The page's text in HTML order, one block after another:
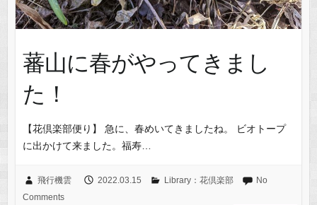
蕃山に春がやってきまし
た！
【花倶楽部便り】 急に、春めいてきましたね。 ビオトープ
に出かけて来ました。福寿…
飛行機雲 2022.03.15 Library：花倶楽部
No
Comments